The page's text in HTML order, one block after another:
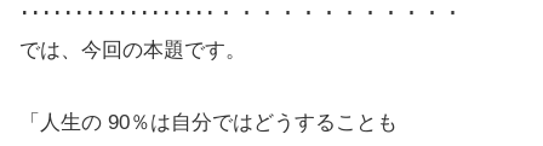
･･････････････････・・・・・・・・・・・・
では、今回の本題です。
「人生の 90％は自分ではどうすることも